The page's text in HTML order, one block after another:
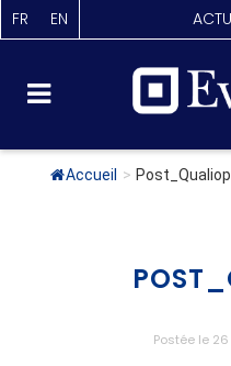
FR EN
Accueil >
Postée le